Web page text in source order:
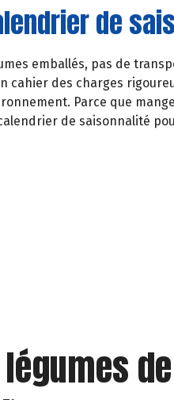
de
emballés, pas de
des charges
Parce que
de saisonnalité